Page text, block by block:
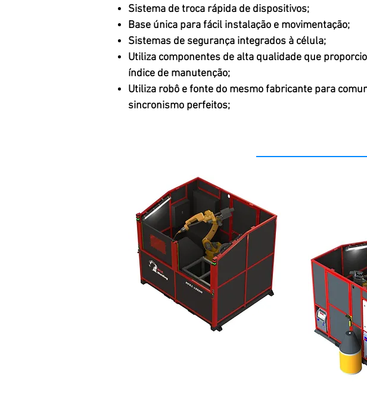
Sistema de troca rápida de dispositivos;
Base única para fácil instalação e movimentação;
Sistemas de segurança integrados à célula;
Utiliza componentes de alta qualidade que
índice de manutenção;
Utiliza robô e fonte do mesmo fabricante para
sincronismo perfeitos;